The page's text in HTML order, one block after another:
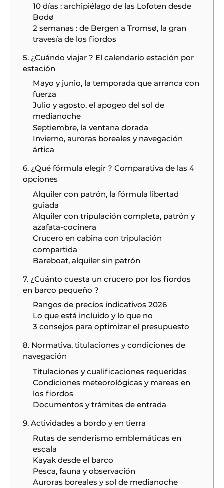
10 días : archipiélago de las Lofoten desde
Bodø
2 semanas : de Bergen a Tromsø, la gran
travesía de los fiordos
5. ¿Cuándo viajar ? El calendario estación por
estación
Mayo y junio, la temporada que arranca con
fuerza
Julio y agosto, el apogeo del sol de
medianoche
Septiembre, la ventana dorada
Invierno, auroras boreales y navegación
ártica
6. ¿Qué fórmula elegir ? Comparativa de las 4
opciones
Alquiler con patrón, la fórmula libertad
guiada
Alquiler con tripulación completa, patrón y
azafata-cocinera
Crucero en cabina con tripulación
compartida
Bareboat, alquiler sin patrón
7. ¿Cuánto cuesta un crucero por los fiordos
en barco pequeño ?
Rangos de precios indicativos 2026
Lo que está incluido y lo que no
3 consejos para optimizar el presupuesto
8. Normativa, titulaciones y condiciones de
navegación
Titulaciones y cualificaciones requeridas
Condiciones meteorológicas y mareas en
los fiordos
Documentos y trámites de entrada
9. Actividades a bordo y en tierra
Rutas de senderismo emblemáticas en
escala
Kayak desde el barco
Pesca, fauna y observación
Auroras boreales y sol de medianoche